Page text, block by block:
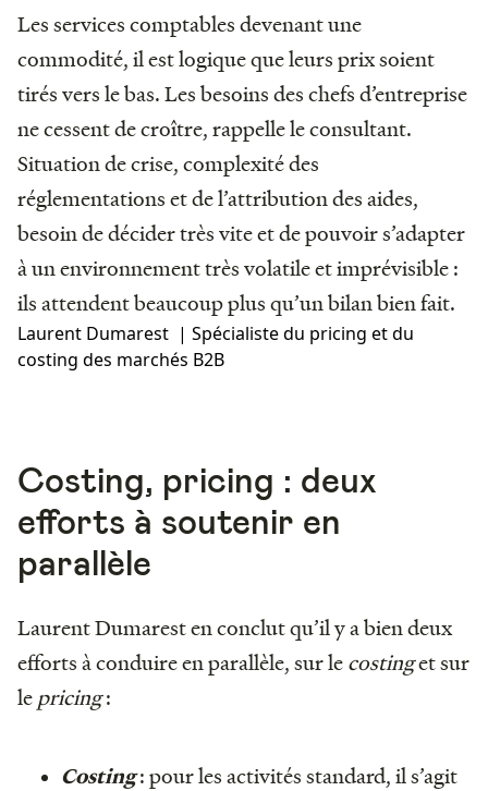
Les services comptables devenant une
commodité, il est logique que leurs prix soient
tirés vers le bas. Les besoins des chefs d’entreprise
ne cessent de croître, rappelle le consultant.
Situation de crise, complexité des
réglementations et de l’attribution des aides,
besoin de décider très vite et de pouvoir s’adapter
à un environnement très volatile et imprévisible :
ils attendent beaucoup plus qu’un bilan bien fait.
Laurent Dumarest | Spécialiste du pricing et du
costing des marchés B2B
Costing, pricing : deux
efforts à soutenir en
parallèle
Laurent Dumarest en conclut qu’il y a bien deux
efforts à conduire en parallèle, sur lecostinget sur
lepricing:
Costing: pour les activités standard, il s’agit